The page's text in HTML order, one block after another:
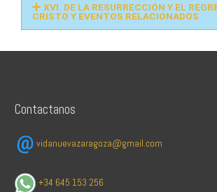
XVI. DE LA RESURRECCIÓN Y EL
CRISTO Y EVENTOS RELACIONADOS
Contactanos
vidanuevazaragoza@gmail.com
+34 645 153 256